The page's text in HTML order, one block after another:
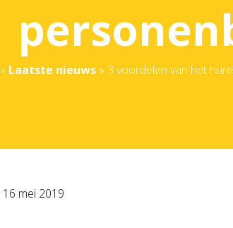
» Laatste nieuws » 3 voordelen van het
16 mei 2019